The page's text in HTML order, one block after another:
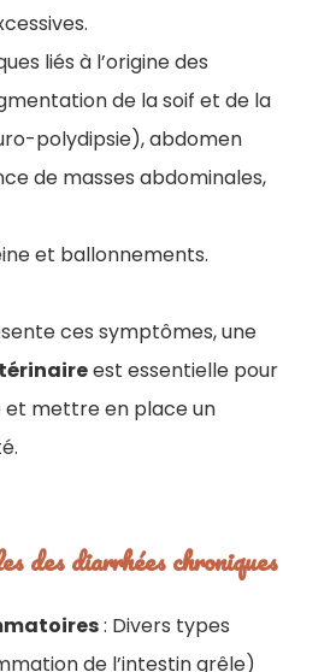
liés à l’origine des
de la soif et de la
polydipsie), abdomen
de masses abdominales,
et ballonnements.
ces symptômes, une
est essentielle pour
et mettre en place un
des diarrhées chroniques
: Divers types
de l’intestin grêle)